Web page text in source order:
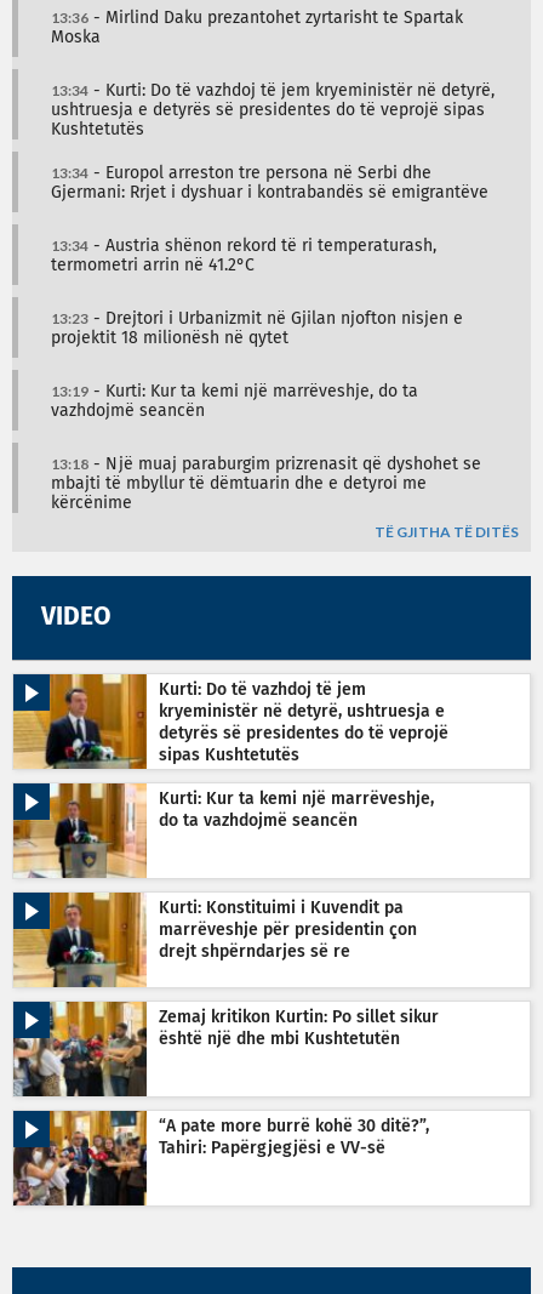
13:36 - Mirlind Daku prezantohet zyrtarisht te Spartak
Moska
13:34 - Kurti: Do të vazhdoj të jem kryeministër në detyrë,
ushtruesja e detyrës së presidentes do të veprojë sipas
Kushtetutës
13:34 - Europol arreston tre persona në Serbi dhe
Gjermani: Rrjet i dyshuar i kontrabandës së emigrantëve
13:34 - Austria shënon rekord të ri temperaturash,
termometri arrin në 41.2°C
13:23 - Drejtori i Urbanizmit në Gjilan njofton nisjen e
projektit 18 milionësh në qytet
13:19 - Kurti: Kur ta kemi një marrëveshje, do ta
vazhdojmë seancën
13:18 - Një muaj paraburgim prizrenasit që dyshohet se
mbajti të mbyllur të dëmtuarin dhe e detyroi me
kërcënime
TË GJITHA TË DITËS
VIDEO
Kurti: Do të vazhdoj të jem
kryeministër në detyrë, ushtruesja e
detyrës së presidentes do të veprojë
sipas Kushtetutës
Kurti: Kur ta kemi një marrëveshje,
do ta vazhdojmë seancën
Kurti: Konstituimi i Kuvendit pa
marrëveshje për presidentin çon
drejt shpërndarjes së re
Zemaj kritikon Kurtin: Po sillet sikur
është një dhe mbi Kushtetutën
“A pate more burrë kohë 30 ditë?”,
Tahiri: Papërgjegjësi e VV-së